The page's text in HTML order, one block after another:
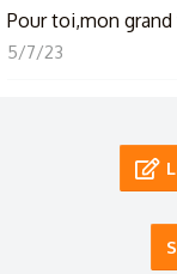
Pour toi,mon
5/7/23
L'homme de ma